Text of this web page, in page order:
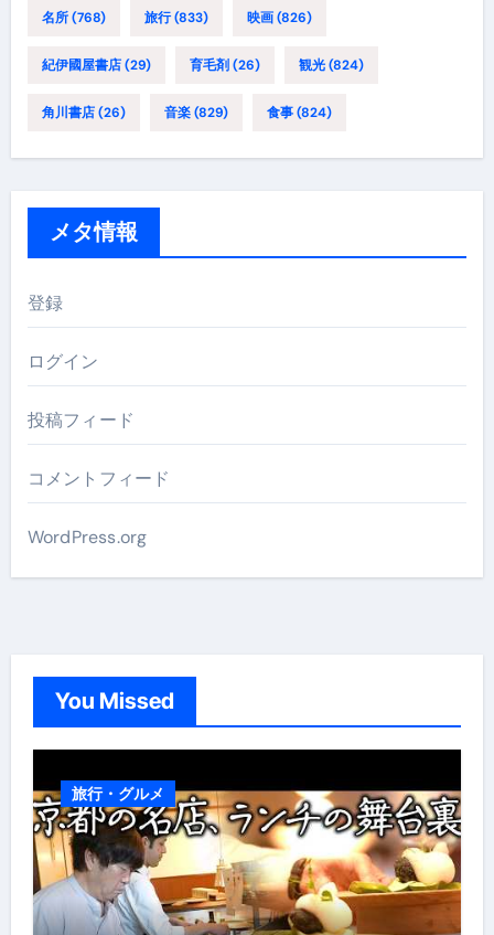
名所(768) 旅行(833) 映画(826)
紀伊國屋書店(29) 育毛剤(26) 観光(824)
角川書店(26) 音楽(829) 食事(824)
メタ情報
登録
ログイン
投稿フィード
コメントフィード
WordPress.org
You Missed
旅行・グルメ